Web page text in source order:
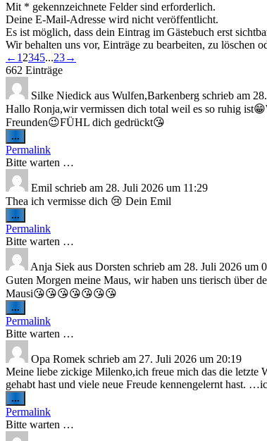
Mit * gekennzeichnete Felder sind erforderlich.
Deine E-Mail-Adresse wird nicht veröffentlicht.
Es ist möglich, dass dein Eintrag im Gästebuch erst
Wir behalten uns vor, Einträge zu bearbeiten, zu löschen
Navigation
der
Gästebuchliste
← 1 2345...23→
662 Einträge
Silke Niedick aus Wulfen,Barkenberg schrieb am
Hallo Ronja,wir vermissen dich total weil es so ruhig
Freunden😉FÜHL dich gedrückt😘
...
Metabox
ein-/ausblenden.
Permalink
Bitte warten …
Emil schrieb am 28. Juli 2026 um 11:29
Thea ich vermisse dich 😢 Dein Emil
...
Metabox
ein-/ausblenden.
Permalink
Bitte warten …
Anja Siek aus Dorsten schrieb am 28. Juli 2026 um
Guten Morgen meine Maus, wir haben uns tierisch über
Mausi😘😘😘😘😘😘😘
...
Metabox
ein-/ausblenden.
Permalink
Bitte warten …
Opa Romek schrieb am 27. Juli 2026 um 20:19
Meine liebe zickige Milenko,ich freue mich das die letzte
gehabt hast und viele neue Freude kennengelernt hast.
...
Metabox
ein-/ausblenden.
Permalink
Bitte warten …